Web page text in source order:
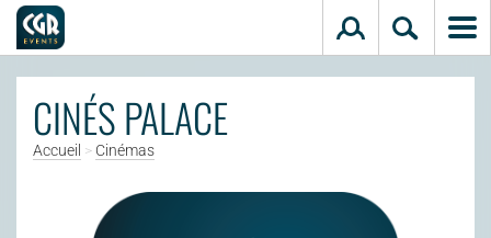
Aller au contenu principal
CINÉS PALACE
Accueil > Cinémas